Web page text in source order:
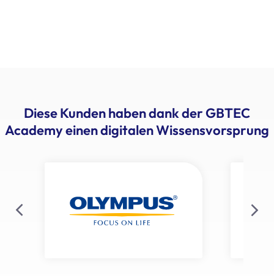
Diese Kunden haben dank der GBTEC
Academy einen digitalen Wissensvorsprung